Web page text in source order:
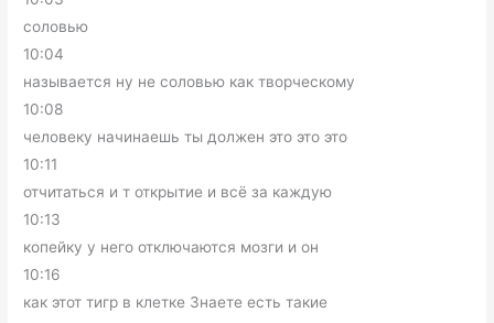
соловью
10:04
называется ну не соловью как творческому
10:08
человеку начинаешь ты должен это это это
10:11
отчитаться и т открытие и всё за каждую
10:13
копейку у него отключаются мозги и он
10:16
как этот тигр в клетке Знаете есть такие